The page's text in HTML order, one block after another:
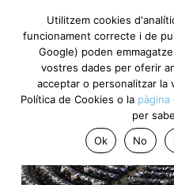
Utilitzem cookies
funcionament correcte i de
Google) poden
vostres dades per oferir
acceptar o personalitzar la
Política de Cookies o la
per
Ok
No